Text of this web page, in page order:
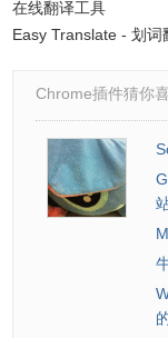
在线翻译工具
Easy Translate - 划词
Chrome插件猜你